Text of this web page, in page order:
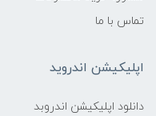
تماس با ما
اپلیکیشن اندروید
دانلود اپلیکیشن اندروبد